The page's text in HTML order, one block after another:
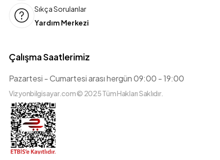
Sıkça Sorulanlar
Yardım Merkezi
Çalışma Saatlerimiz
Pazartesi - Cumartesi arası hergün 09:00 - 19:00
Vizyonbilgisayar.com © 2025 Tüm Hakları Saklıdır.